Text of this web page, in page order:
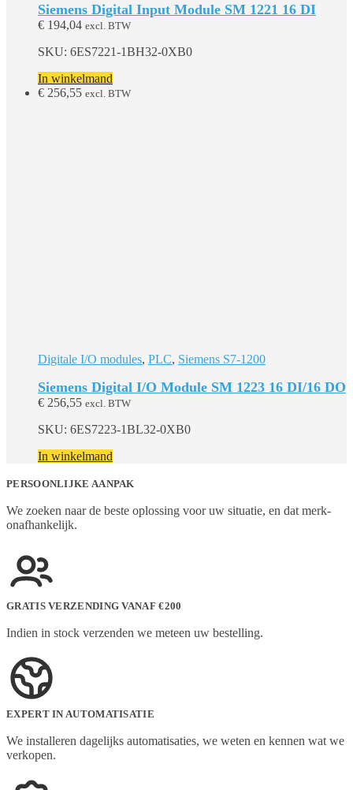
Siemens Digital Input Module SM 1221 16 DI
€ 194,04 excl. BTW
SKU: 6ES7221-1BH32-0XB0
In winkelmand
€ 256,55 excl. BTW
Digitale I/O modules, PLC, Siemens S7-1200
Siemens Digital I/O Module SM 1223 16 DI/16 DO
€ 256,55 excl. BTW
SKU: 6ES7223-1BL32-0XB0
In winkelmand
PERSOONLIJKE AANPAK
We zoeken naar de beste oplossing voor uw situatie, en dat merk-
onafhankelijk.
GRATIS VERZENDING VANAF €200
Indien in stock verzenden we meteen uw bestelling.
EXPERT IN AUTOMATISATIE
We installeren dagelijks automatisaties, we weten en kennen wat we
verkopen.